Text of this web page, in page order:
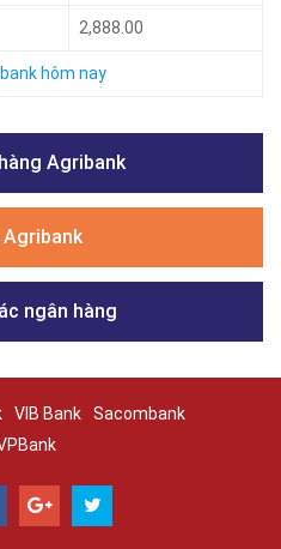
2,888.00
hôm nay
Agribank
Agribank
ngân hàng
VIB Bank
Sacombank